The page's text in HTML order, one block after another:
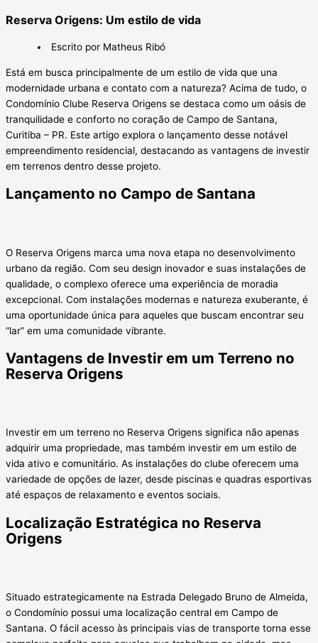
Reserva Origens: Um estilo de vida
Escrito por Matheus Ribó
Está em busca principalmente de um estilo de vida que una
modernidade urbana e contato com a natureza? Acima de tudo, o
Condomínio Clube Reserva Origens se destaca como um oásis de
tranquilidade e conforto no coração de Campo de Santana,
Curitiba – PR. Este artigo explora o lançamento desse notável
empreendimento residencial, destacando as vantagens de investir
em terrenos dentro desse projeto.
Lançamento no Campo de Santana
O Reserva Origens marca uma nova etapa no desenvolvimento
urbano da região. Com seu design inovador e suas instalações de
qualidade, o complexo oferece uma experiência de moradia
excepcional. Com instalações modernas e natureza exuberante, é
uma oportunidade única para aqueles que buscam encontrar seu
“lar” em uma comunidade vibrante.
Vantagens de Investir em um Terreno no
Reserva Origens
Investir em um terreno no Reserva Origens significa não apenas
adquirir uma propriedade, mas também investir em um estilo de
vida ativo e comunitário. As instalações do clube oferecem uma
variedade de opções de lazer, desde piscinas e quadras esportivas
até espaços de relaxamento e eventos sociais.
Localização Estratégica no Reserva
Origens
Situado estrategicamente na Estrada Delegado Bruno de Almeida,
o Condomínio possui uma localização central em Campo de
Santana. O fácil acesso às principais vias de transporte torna esse